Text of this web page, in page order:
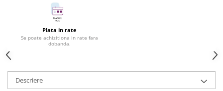
Plata in rate
Se poate achizitiona in rate fara
dobanda.
Descriere